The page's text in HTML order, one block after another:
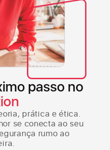
passo no
prática e ética.
se conecta ao seu
rumo ao